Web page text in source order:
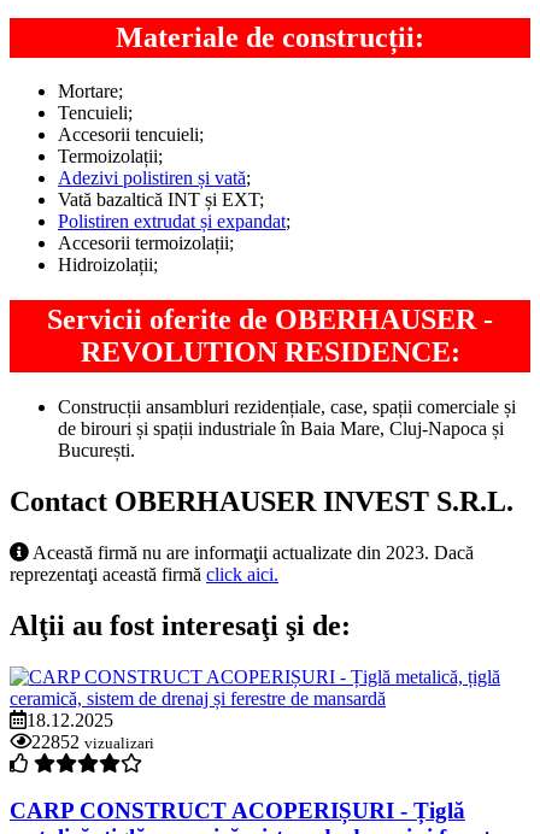
Materiale de construcții:
Mortare;
Tencuieli;
Accesorii tencuieli;
Termoizolații;
Adezivi polistiren și vată;
Vată bazaltică INT și EXT;
Polistiren extrudat și expandat;
Accesorii termoizolații;
Hidroizolații;
Servicii oferite de OBERHAUSER -
REVOLUTION RESIDENCE:
Construcții ansambluri rezidențiale, case, spații comerciale și
de birouri și spații industriale în Baia Mare, Cluj-Napoca și
București.
Contact OBERHAUSER INVEST S.R.L.
Această firmă nu are informaţii actualizate din 2023. Dacă
reprezentaţi această firmă click aici.
Alţii au fost interesaţi şi de:
18.12.2025
22852 vizualizari
CARP CONSTRUCT ACOPERIȘURI - Țiglă